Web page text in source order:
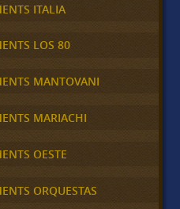
ITALIA
LOS 80
MANTOVANI
MARIACHI
OESTE
ORQUESTAS